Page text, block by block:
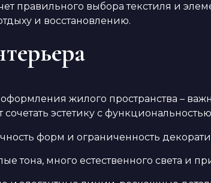
правильного выбора текстиля и
и восстановлению.
жилого пространства –
эстетику с
форм и ограниченность
тона, много естественного света и